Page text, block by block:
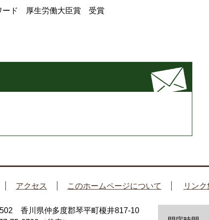
ド 厚生労働大臣賞 受賞
アクセス このホームページについて リンク
香川県仲多度郡琴平町榎井817-10